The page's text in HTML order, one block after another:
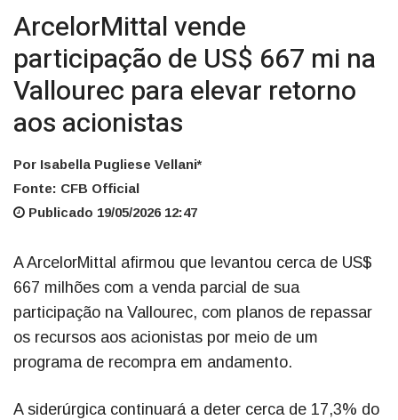
ArcelorMittal vende
participação de US$ 667 mi na
Vallourec para elevar retorno
aos acionistas
Por Isabella Pugliese Vellani*
Fonte: CFB Official
Publicado 19/05/2026 12:47
A ArcelorMittal afirmou que levantou cerca de US$
667 milhões com a venda parcial de sua
participação na Vallourec, com planos de repassar
os recursos aos acionistas por meio de um
programa de recompra em andamento.
A siderúrgica continuará a deter cerca de 17,3% do